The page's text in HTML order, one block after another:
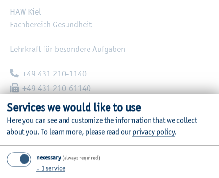
HAW Kiel
Fachbereich Gesundheit
Lehrkraft für besondere Aufgaben
Telephone:
+49 431 210-1140
Fax:
+49 431 210-61140
E-mail:
lisa.wolter@haw-kiel.de
Moorblöcken 12
Room: C34-0.17
Services we would like to use
Here you can see and customize the information that we collect
about you. To learn more, please read our privacy policy.
necessary (always required)
↓ 1 service